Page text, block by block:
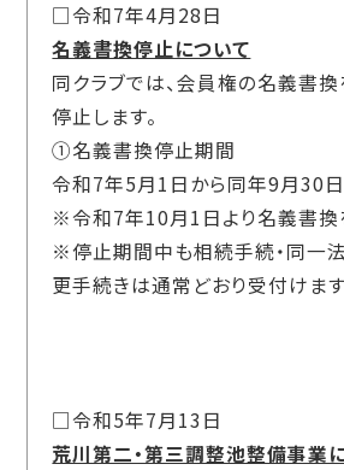
□令和7年4月28日
名義書換停止について
同クラブでは、会員権の名義書
停止します。
①名義書換停止期間
令和7年5月1 日から同年9月30
※令和7年10月1 日より名義書
※停止期間中も相続手続・同一
更手続きは通常どおり受付けます
□令和5年7月13日
荒川第二・第三調整池整備事業